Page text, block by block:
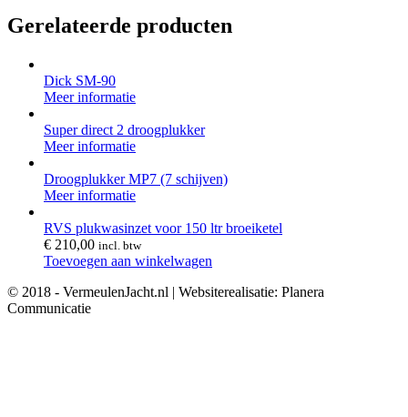
Gerelateerde producten
Dick SM-90
Meer informatie
Super direct 2 droogplukker
Meer informatie
Droogplukker MP7 (7 schijven)
Meer informatie
RVS plukwasinzet voor 150 ltr broeiketel
€ 210,00 incl. btw
Toevoegen aan winkelwagen
© 2018 - VermeulenJacht.nl | Websiterealisatie: Planera
Communicatie